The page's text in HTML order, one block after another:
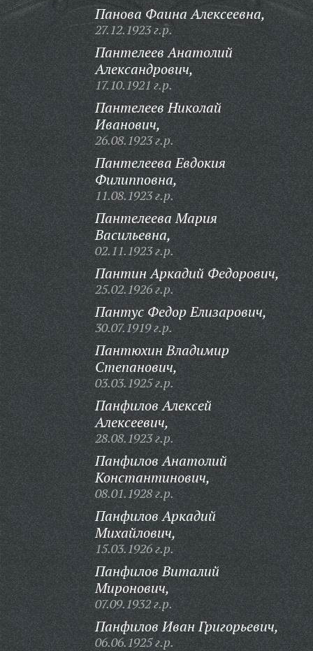
Панова Фаина Алексеевна,
27.12.1923 г.р.
Пантелеев Анатолий
Александрович,
17.10.1921 г.р.
Пантелеев Николай
Иванович,
26.08.1923 г.р.
Пантелеева Евдокия
Филипповна,
11.08.1923 г.р.
Пантелеева Мария
Васильевна,
02.11.1923 г.р.
Пантин Аркадий Федорович,
25.02.1926 г.р.
Пантус Федор Елизарович,
30.07.1919 г.р.
Пантюхин Владимир
Степанович,
03.03.1925 г.р.
Панфилов Алексей
Алексеевич,
28.08.1923 г.р.
Панфилов Анатолий
Константинович,
08.01.1928 г.р.
Панфилов Аркадий
Михайлович,
15.03.1926 г.р.
Панфилов Виталий
Миронович,
07.09.1932 г.р.
Панфилов Иван Григорьевич,
06.06.1925 г.р.